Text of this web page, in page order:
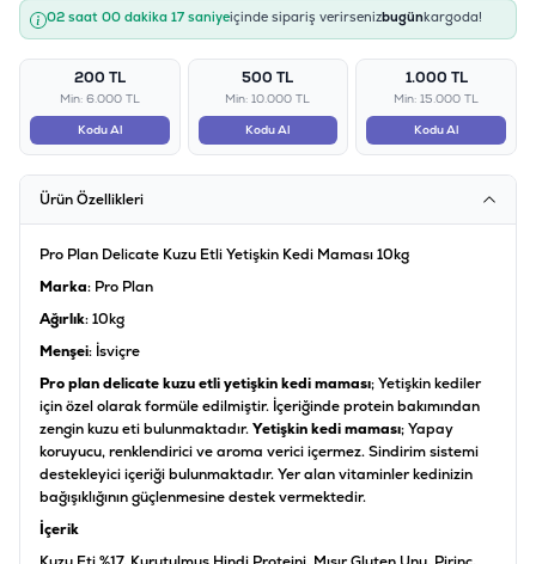
02 saat 00 dakika 17 saniyeiçinde sipariş verirsenizbugünkargoda!
200 TL
Min: 6.000 TL
Kodu Al
500 TL
Min: 10.000 TL
Kodu Al
1.000 TL
Min: 15.000 TL
Kodu Al
Ürün Özellikleri
Pro Plan Delicate Kuzu Etli Yetişkin Kedi Maması 10kg
Marka: Pro Plan
Ağırlık: 10kg
Menşei: İsviçre
Pro plan delicate kuzu etli yetişkin kedi maması; Yetişkin kediler
için özel olarak formüle edilmiştir. İçeriğinde protein bakımından
zengin kuzu eti bulunmaktadır.Yetişkin kedi maması; Yapay
koruyucu, renklendirici ve aroma verici içermez. Sindirim sistemi
destekleyici içeriği bulunmaktadır. Yer alan vitaminler kedinizin
bağışıklığının güçlenmesine destek vermektedir.
İçerik